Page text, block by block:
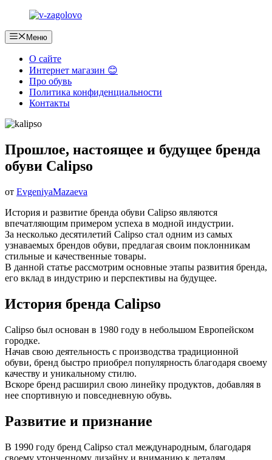
Перейти
содержимому
Меню
О сайте
Интернет магазин 😊
Про обувь
Политика конфиденциальности
Контакты
Прошлое, настоящее и будущее бренда
обуви Calipso
от EvgeniyaMazaeva
История и развитие бренда обуви Calipso являются
впечатляющим примером успеха в модной индустрии.
За несколько десятилетий Calipso стал одним из самых
узнаваемых брендов обуви, предлагая своим поклонникам
стильные и качественные товары.
В данной статье рассмотрим основные этапы развития бренда,
его вклад в индустрию и перспективы на будущее.
История бренда Calipso
Calipso был основан в 1980 году в небольшом Европейском
городке.
Начав свою деятельность с производства традиционной
обуви, бренд быстро приобрел популярность благодаря своему
качеству и уникальному стилю.
Вскоре бренд расширил свою линейку продуктов, добавляя в
нее спортивную и повседневную обувь.
Развитие и признание
В 1990 году бренд Calipso стал международным, благодаря
своему утонченному дизайну и вниманию к деталям.